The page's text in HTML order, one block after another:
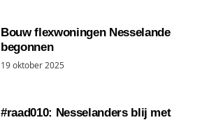
Bouw flexwoningen Nesselande
begonnen
19 oktober 2025
#raad010: Nesselanders blij met